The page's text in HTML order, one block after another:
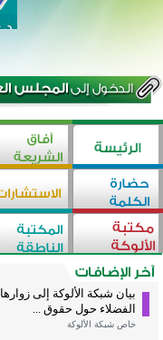
بيان شبكة الألوكة إلى زوارها
الفضلاء حول حقوق ...
خاص شبكة الألوكة